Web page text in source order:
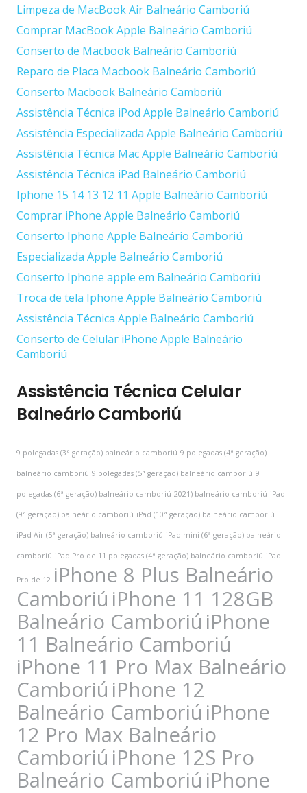
Limpeza de MacBook Air Balneário Camboriú
Comprar MacBook Apple Balneário Camboriú
Conserto de Macbook Balneário Camboriú
Reparo de Placa Macbook Balneário Camboriú
Conserto Macbook Balneário Camboriú
Assistência Técnica iPod Apple Balneário Camboriú
Assistência Especializada Apple Balneário Camboriú
Assistência Técnica Mac Apple Balneário Camboriú
Assistência Técnica iPad Balneário Camboriú
Iphone 15 14 13 12 11 Apple Balneário Camboriú
Comprar iPhone Apple Balneário Camboriú
Conserto Iphone Apple Balneário Camboriú
Especializada Apple Balneário Camboriú
Conserto Iphone apple em Balneário Camboriú
Troca de tela Iphone Apple Balneário Camboriú
Assistência Técnica Apple Balneário Camboriú
Conserto de Celular iPhone Apple Balneário
Camboriú
Assistência Técnica Celular
Balneário Camboriú
9 polegadas (3ª geração) balneário camboriú 9 polegadas (4ª geração)
balneário camboriú 9 polegadas (5ª geração) balneário camboriú 9
polegadas (6ª geração) balneário camboriú 2021) balneário camboriú iPad
(9ª geração) balneário camboriú iPad (10ª geração) balneário camboriú
iPad Air (5ª geração) balneário camboriú iPad mini (6ª geração) balneário
camboriú iPad Pro de 11 polegadas (4ª geração) balneário camboriú iPad
Pro de 12 iPhone 8 Plus Balneário
Camboriú iPhone 11 128GB
Balneário Camboriú iPhone
11 Balneário Camboriú
iPhone 11 Pro Max Balneário
Camboriú iPhone 12
Balneário Camboriú iPhone
12 Pro Max Balneário
Camboriú iPhone 12S Pro
Balneário Camboriú iPhone